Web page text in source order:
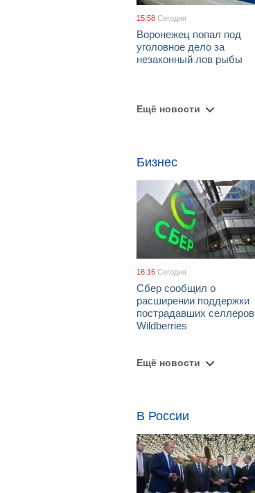
15:58 Сегодня
Воронежец попал под
уголовное дело за
незаконный лов рыбы
Ещё новости
Бизнес
16:16 Сегодня
Сбер сообщил о
расширении поддержки
пострадавших селлеров
Wildberries
Ещё новости
В России